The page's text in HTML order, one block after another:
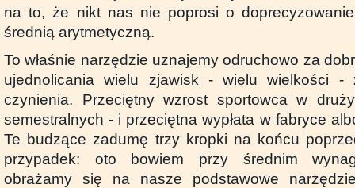
na to, że nikt nas nie poprosi o
średnią arytmetyczną.
To właśnie narzędzie uznajemy odruchowo za
ujednolicania wielu zjawisk - wielu wielkości
czynienia. Przeciętny wzrost sportowca w
semestralnych - i przeciętna wypłata w fabryce
Te budzące zadumę trzy kropki na końcu
przypadek: oto bowiem przy średnim
obrażamy się na nasze podstawowe